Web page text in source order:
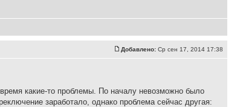
Добавлено: Ср сен 17, 2014 17:38
какие-то проблемы. По началу невозможно было
заработало, однако проблема сейчас другая: